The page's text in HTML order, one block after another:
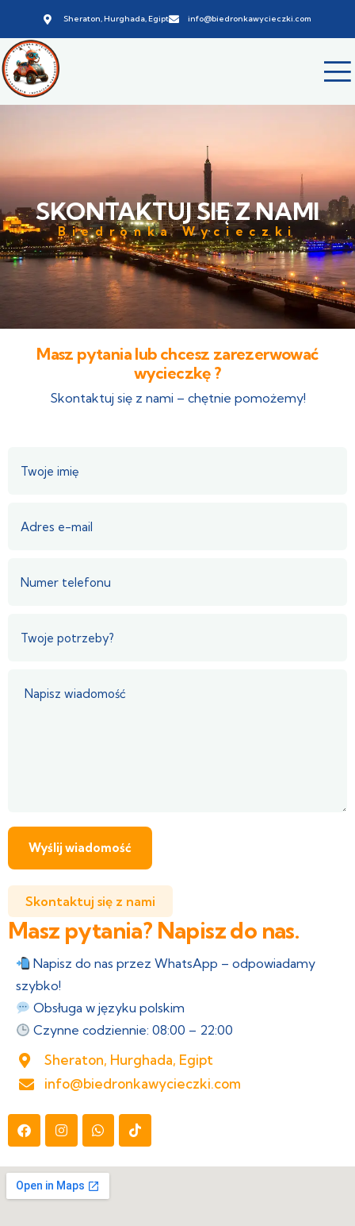
Sheraton, Hurghada, Egipt info@biedronkawycieczki.com
SKONTAKTUJ SIĘ Z NAMI
Biedronka Wycieczki
Masz pytania lub chcesz zarezerwować
wycieczkę ?
Skontaktuj się z nami – chętnie pomożemy!
Skontaktuj się z nami
Masz pytania? Napisz do nas.
Napisz do nas przez WhatsApp – odpowiadamy
szybko!
Obsługa w języku polskim
Czynne codziennie: 08:00 – 22:00
Sheraton, Hurghada, Egipt
info@biedronkawycieczki.com